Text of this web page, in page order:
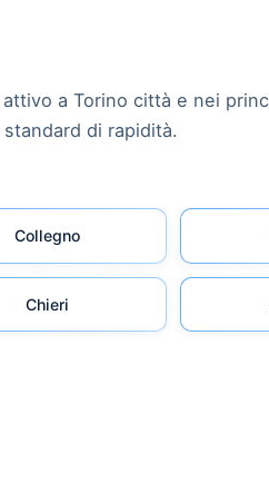
a Torino città e nei
di rapidità.
Collegno
Chieri